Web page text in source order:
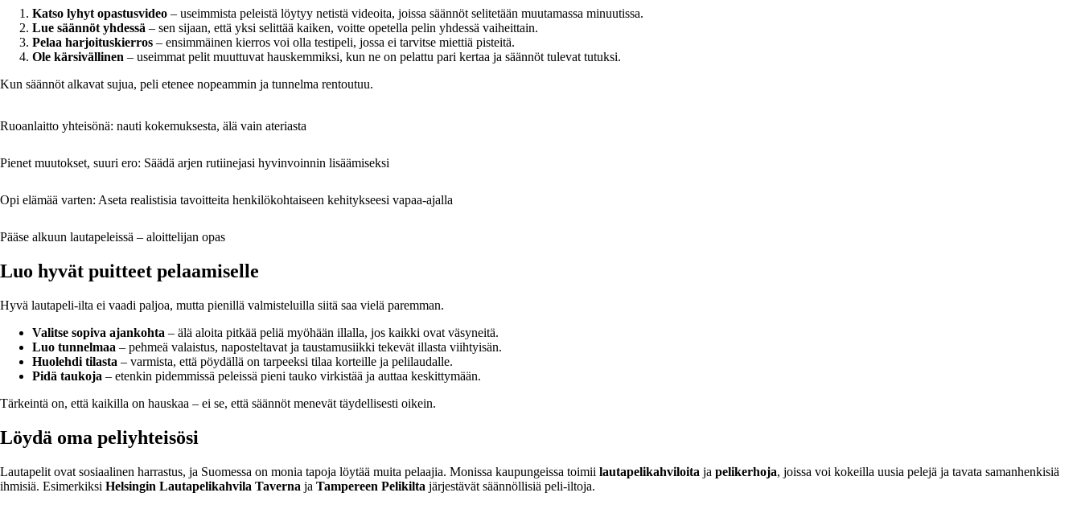
Katso lyhyt opastusvideo – useimmista peleistä löytyy netistä videoita, joissa säännöt selitetään muutamassa minuutissa.
Lue säännöt yhdessä – sen sijaan, että yksi selittää kaiken, voitte opetella pelin yhdessä vaiheittain.
Pelaa harjoituskierros – ensimmäinen kierros voi olla testipeli, jossa ei tarvitse miettiä pisteitä.
Ole kärsivällinen – useimmat pelit muuttuvat hauskemmiksi, kun ne on pelattu pari kertaa ja säännöt tulevat tutuksi.
Kun säännöt alkavat sujua, peli etenee nopeammin ja tunnelma rentoutuu.
Ruoanlaitto yhteisönä: nauti kokemuksesta, älä vain ateriasta
Pienet muutokset, suuri ero: Säädä arjen rutiinejasi hyvinvoinnin lisäämiseksi
Opi elämää varten: Aseta realistisia tavoitteita henkilökohtaiseen kehitykseesi vapaa-ajalla
Pääse alkuun lautapeleissä – aloittelijan opas
Luo hyvät puitteet pelaamiselle
Hyvä lautapeli-ilta ei vaadi paljoa, mutta pienillä valmisteluilla siitä saa vielä paremman.
Valitse sopiva ajankohta – älä aloita pitkää peliä myöhään illalla, jos kaikki ovat väsyneitä.
Luo tunnelmaa – pehmeä valaistus, naposteltavat ja taustamusiikki tekevät illasta viihtyisän.
Huolehdi tilasta – varmista, että pöydällä on tarpeeksi tilaa korteille ja pelilaudalle.
Pidä taukoja – etenkin pidemmissä peleissä pieni tauko virkistää ja auttaa keskittymään.
Tärkeintä on, että kaikilla on hauskaa – ei se, että säännöt menevät täydellisesti oikein.
Löydä oma peliyhteisösi
Lautapelit ovat sosiaalinen harrastus, ja Suomessa on monia tapoja löytää muita pelaajia. Monissa kaupungeissa toimii lautapelikahviloita ja pelikerhoja, joissa voi kokeilla uusia pelejä ja tavata samanhenkisiä
ihmisiä. Esimerkiksi Helsingin Lautapelikahvila Taverna ja Tampereen Pelikilta järjestävät säännöllisiä peli-iltoja.